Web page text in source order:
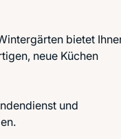
bietet
neue Küchen
und